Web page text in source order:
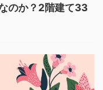
のか？2階建て33